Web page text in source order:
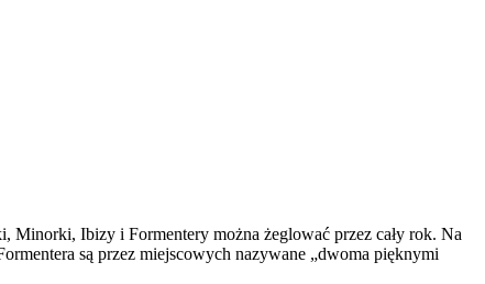
Minorki, Ibizy i Formentery można żeglować przez cały rok. Na
są przez miejscowych nazywane „dwoma pięknymi